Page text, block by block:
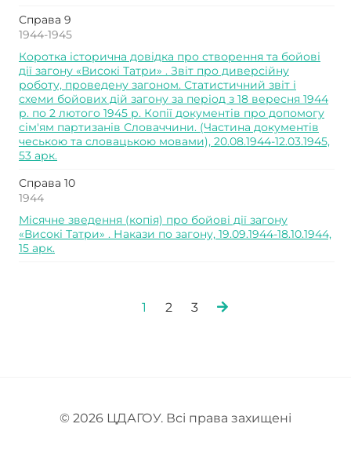
Справа 9
1944-1945
Коротка історична довідка про створення та бойові
дії загону «Високі Татри» . Звіт про диверсійну
роботу, проведену загоном. Статистичний звіт і
схеми бойових дій загону за період з 18 вересня 1944
р. по 2 лютого 1945 р. Копії документів про допомогу
сім'ям партизанів Словаччини. (Частина документів
чеською та словацькою мовами), 20.08.1944-12.03.1945,
53 арк.
Справа 10
1944
Місячне зведення (копія) про бойові дії загону
«Високі Татри» . Накази по загону, 19.09.1944-18.10.1944,
15 арк.
1 2 3
© 2026 ЦДАГОУ. Всі права захищені